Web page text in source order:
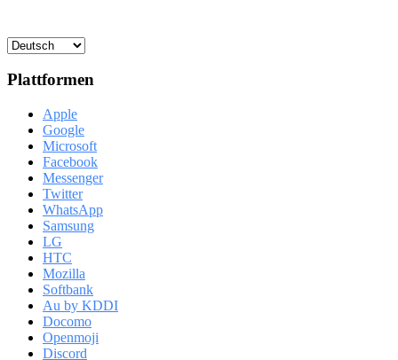
Plattformen
Apple
Google
Microsoft
Facebook
Messenger
Twitter
WhatsApp
Samsung
LG
HTC
Mozilla
Softbank
Au by KDDI
Docomo
Openmoji
Discord